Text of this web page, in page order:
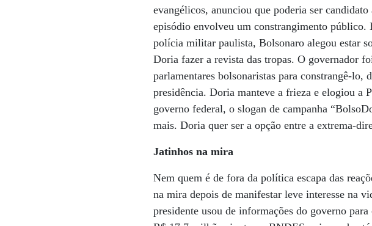
evangélicos, anunciou que poderia ser
episódio envolveu um constrangimento público.
polícia militar paulista, Bolsonaro alegou estar
Doria fazer a revista das tropas. O governador
parlamentares bolsonaristas para constrangê-lo,
presidência. Doria manteve a frieza e elogiou a
governo federal, o slogan de campanha
mais. Doria quer ser a opção entre a extrema-
Jatinhos na mira
Nem quem é de fora da política escapa das
na mira depois de manifestar leve interesse na
presidente usou de informações do governo